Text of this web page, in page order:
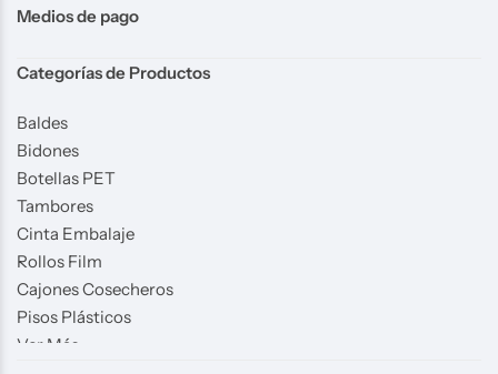
Medios de pago
Categorías de Productos
Baldes
Bidones
Botellas PET
Tambores
Cinta Embalaje
Rollos Film
Cajones Cosecheros
Pisos Plásticos
Ver Más